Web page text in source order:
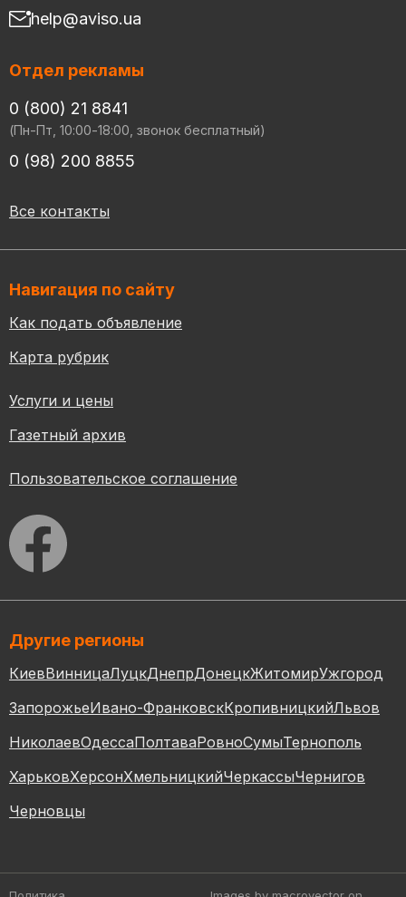
help@aviso.ua
Отдел рекламы
0 (800) 21 8841
(Пн-Пт, 10:00-18:00, звонок бесплатный)
0 (98) 200 8855
Все контакты
Навигация по сайту
Как подать объявление
Карта рубрик
Услуги и цены
Газетный архив
Пользовательское соглашение
Другие регионы
КиевВинницаЛуцкДнепрДонецкЖитомирУжгород
ЗапорожьеИвано-ФранковскКропивницкийЛьвов
НиколаевОдессаПолтаваРовноСумыТернополь
ХарьковХерсонХмельницкийЧеркассыЧернигов
Черновцы